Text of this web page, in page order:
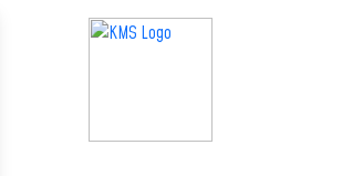
Panneau de gestion des cookies